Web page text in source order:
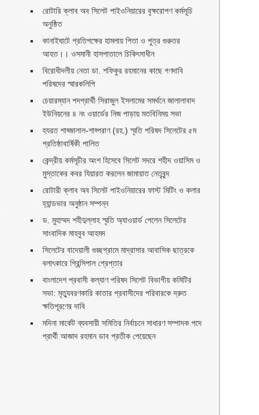
রোটারি ক্লাব অব সিলেট পাইওনিয়ারের বৃক্ষরোপণ কর্মসূচি
অনুষ্ঠিত
কানাইঘাটে প্রতিপক্ষের হামলায় পিতা ও পুত্র গুরুতর
আহত।। ওসমানী হাসপাতালে চিকিৎসাধীন
বিরোধীদলীয় নেতা ডা. শফিকুর রহমানের কাছে গণদাবি
পরিষদের স্মারকলিপি ‎
চেয়ারম্যান পদপ্রার্থী সিরাজুল ইসলামের সমর্থনে জালালাবাদ
ইউনিয়নের ৪ নং ওয়ার্ডের নিজ পাড়ায় মতবিনিময় সভা
হযরত শাহ্জালাল-শাহ্পরাণ (রহ.) স্মৃতি পরিষদ সিলেটের ৫ম
প্রতিষ্ঠাবার্ষিকী পালিত ‎​
কেন্দ্রীয় কর্মসূচীর অংশ হিসেবে সিলেট সদরে শহীদ ওয়াসিম ও
মুস্তাকের কবর যিয়ারত করলেন জামায়াত নেতৃবৃন্দ ‎
রোটারী ক্লাব অব সিলেট পাইওনিয়ারের ফাস্ট মিটিং ও কলার
হ্যান্ডভার অনুষ্ঠান সম্পন্ন
ড. মুহাম্মদ শহীদুল্লাহ স্মৃতি অ্যাওয়ার্ড পেলেন সিলেটের
সাংবাদিক মাহবুব আহমদ
সিলেটের বাদেয়ালী গুচ্ছগ্রামে মাদ্রাসার আবাসিক ছাত্রকে
বলাৎকারে প্রিন্সিপাল গ্রেপ্তার ‎
বাংলাদেশ প্রবাসী কল্যাণ পরিষদ সিলেট বিভাগীয় কমিটির
সভা: মৃত্যুবরণকারি কাতার প্রবাসীদের পরিবারকে দ্রুত
ক্ষতিপূরণের দাবি
মদিনা মার্কেট ব্যবসায়ী সমিতির নির্বাচনে সাধারণ সম্পাদক পদে
প্রার্থী আজাদ রহমান ডাব প্রতীক পেয়েছেন ‎